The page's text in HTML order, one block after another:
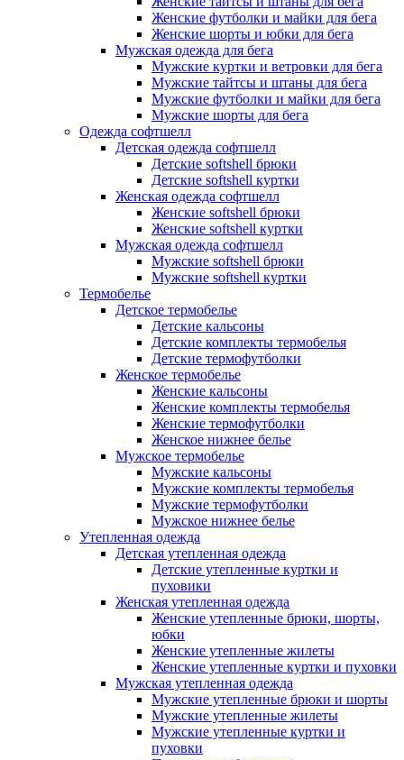
Женские футболки и майки для бега
Женские шорты и юбки для бега
Мужская одежда для бега
Мужские куртки и ветровки для бега
Мужские тайтсы и штаны для бега
Мужские футболки и майки для бега
Мужские шорты для бега
Одежда софтшелл
Детская одежда софтшелл
Детские softshell брюки
Детские softshell куртки
Женская одежда софтшелл
Женские softshell брюки
Женские softshell куртки
Мужская одежда софтшелл
Мужские softshell брюки
Мужские softshell куртки
Термобелье
Детское термобелье
Детские кальсоны
Детские комплекты термобелья
Детские термофутболки
Женское термобелье
Женские кальсоны
Женские комплекты термобелья
Женские термофутболки
Женское нижнее белье
Мужское термобелье
Мужские кальсоны
Мужские комплекты термобелья
Мужские термофутболки
Мужское нижнее белье
Утепленная одежда
Детская утепленная одежда
Детские утепленные куртки и
пуховики
Женская утепленная одежда
Женские утепленные брюки, шорты,
юбки
Женские утепленные жилеты
Женские утепленные куртки и пуховки
Мужская утепленная одежда
Мужские утепленные брюки и шорты
Мужские утепленные жилеты
Мужские утепленные куртки и
пуховки